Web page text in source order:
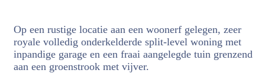
Op een rustige locatie aan een woonerf gelegen, zeer
royale volledig onderkelderde split-level woning met
inpandige garage en een fraai aangelegde tuin grenzend
aan een groenstrook met vijver.